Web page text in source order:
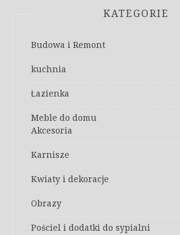
KATEGORIE
Budowa i Remont
kuchnia
Łazienka
Meble do domu
Akcesoria
Karnisze
Kwiaty i dekoracje
Obrazy
Pościel i dodatki do sypialni